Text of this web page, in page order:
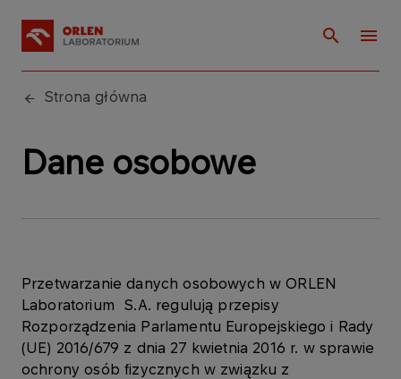
Strona główna
Dane osobowe
Przetwarzanie danych osobowych w ORLEN
Laboratorium S.A. regulują przepisy
Rozporządzenia Parlamentu Europejskiego i Rady
(UE) 2016/679 z dnia 27 kwietnia 2016 r. w sprawie
ochrony osób fizycznych w związku z